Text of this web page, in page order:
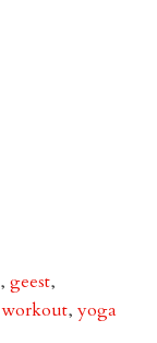
, geest,
workout, yoga